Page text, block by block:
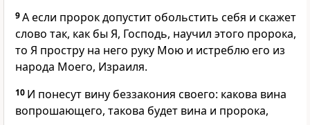
9А если пророк допустит обольстить себя и скажет
слово так, как бы Я, Господь, научил этого пророка,
то Я простру на него руку Мою и истреблю его из
народа Моего, Израиля.
10 И понесут вину беззакония своего: какова вина
вопрошающего, такова будет вина и пророка,